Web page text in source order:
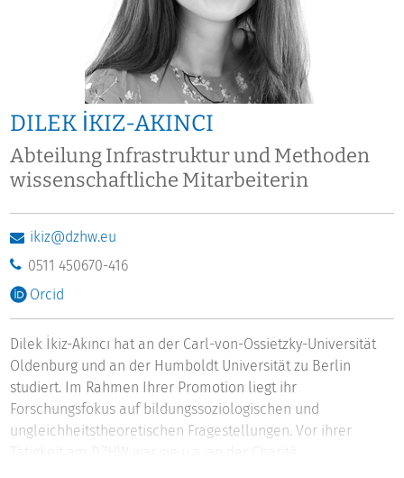
DILEK İKIZ-AKINCI
Abteilung Infrastruktur und Methoden
wissenschaftliche Mitarbeiterin
ikiz@dzhw.eu
0511 450670-416
Orcid
Dilek İkiz-Akıncı hat an der Carl-von-Ossietzky-Universität
Oldenburg und an der Humboldt Universität zu Berlin
studiert. Im Rahmen Ihrer Promotion liegt ihr
Forschungsfokus auf bildungssoziologischen und
ungleichheitstheoretischen Fragestellungen. Vor ihrer
Tätigkeit am DZHW war sie u.a. an der Charité